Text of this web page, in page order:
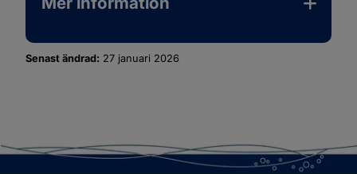
Senast ändrad: 27 januari 2026